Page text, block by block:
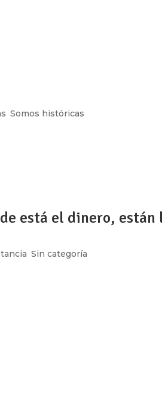
,Somos históricas
está el dinero, están
,Sin categoría